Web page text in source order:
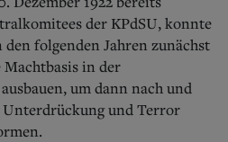
der KPdSU, konnte
folgenden Jahren zunächst
Machtbasis in der
um dann nach und
Unterdrückung und Terror